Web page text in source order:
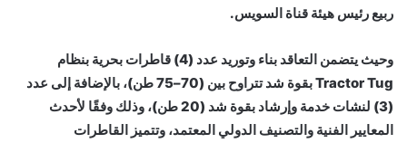
ربيع رئيس هيئة قناة السويس.
وحيث يتضمن التعاقد بناء وتوريد عدد (4) قاطرات بحرية بنظام
Tractor Tug بقوة شد تتراوح بين (70–75 طن)، بالإضافة إلى عدد
(3) لنشات خدمة وإرشاد بقوة شد (20 طن)، وذلك وفقًا لأحدث
المعايير الفنية والتصنيف الدولي المعتمد، وتتميز القاطرات